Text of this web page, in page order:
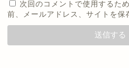
次回のコメントで使用するた
前、メールアドレス、サイトを保